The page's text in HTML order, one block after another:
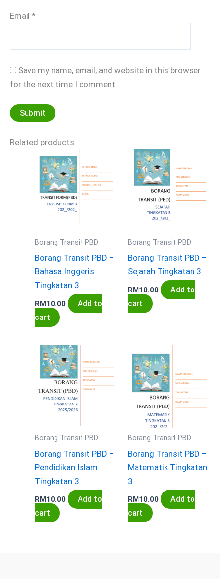
Email *
Save my name, email, and website in this browser
for the next time I comment.
Related products
Borang Transit PBD
Borang Transit PBD –
Bahasa Inggeris
Tingkatan 3
RM10.00
Add to
cart
Borang Transit PBD
Borang Transit PBD –
Sejarah Tingkatan 3
RM10.00
Add to
cart
Borang Transit PBD
Borang Transit PBD –
Pendidikan Islam
Tingkatan 3
RM10.00
Add to
cart
Borang Transit PBD
Borang Transit PBD –
Matematik Tingkatan
3
RM10.00
Add to
cart